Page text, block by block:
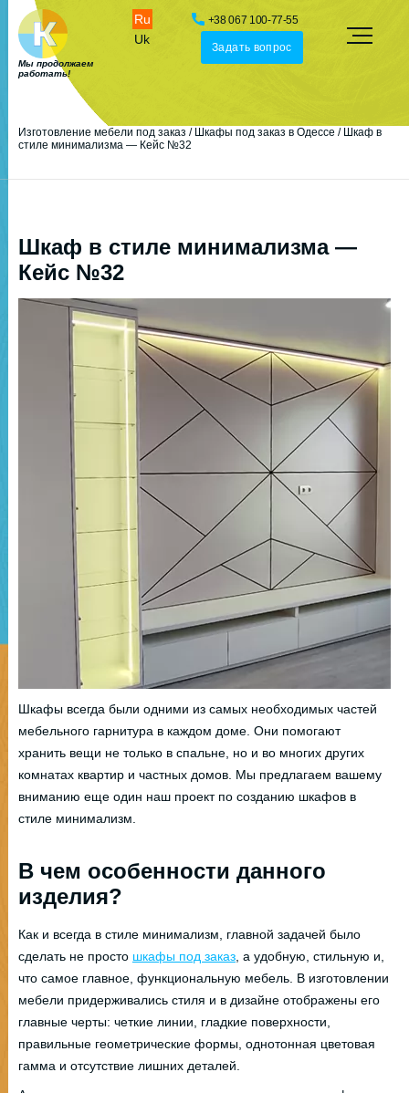
Мы продолжаем
работать!
Uk
Ru +38 067 100-77-55
Задать вопрос
Изготовление мебели под заказ / Шкафы под заказ в Одессе / Шкаф в
стиле минимализма — Кейс №32
Шкаф в стиле минимализма —
Кейс №32
Шкафы всегда были одними из самых необходимых частей
мебельного гарнитура в каждом доме. Они помогают
хранить вещи не только в спальне, но и во многих других
комнатах квартир и частных домов. Мы предлагаем вашему
вниманию еще один наш проект по созданию шкафов в
стиле минимализм.
В чем особенности данного
изделия?
Как и всегда в стиле минимализм, главной задачей было
сделать не просто шкафы под заказ , а удобную, стильную и,
что самое главное, функциональную мебель. В изготовлении
мебели придерживались стиля и в дизайне отображены его
главные черты: четкие линии, гладкие поверхности,
правильные геометрические формы, однотонная цветовая
гамма и отсутствие лишних деталей.